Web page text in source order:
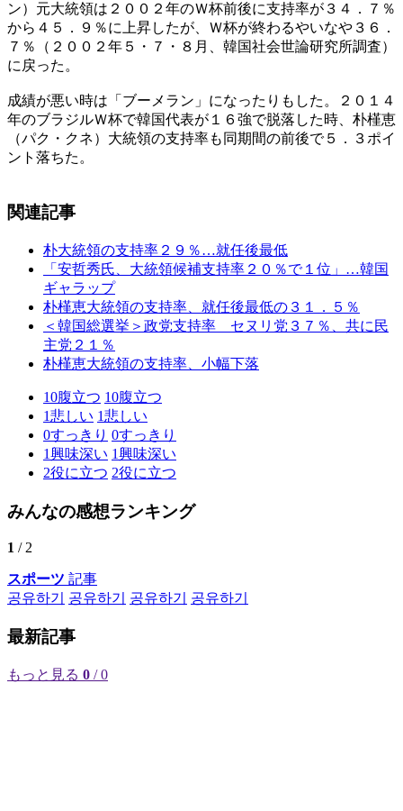
ン）元大統領は２００２年のＷ杯前後に支持率が３４．７％
から４５．９％に上昇したが、Ｗ杯が終わるやいなや３６．
７％（２００２年５・７・８月、韓国社会世論研究所調査）
に戻った。
成績が悪い時は「ブーメラン」になったりもした。２０１４
年のブラジルＷ杯で韓国代表が１６強で脱落した時、朴槿恵
（パク・クネ）大統領の支持率も同期間の前後で５．３ポイ
ント落ちた。
関連記事
朴大統領の支持率２９％…就任後最低
「安哲秀氏、大統領候補支持率２０％で１位」…韓国
ギャラップ
朴槿恵大統領の支持率、就任後最低の３１．５％
＜韓国総選挙＞政党支持率 セヌリ党３７％、共に民
主党２１％
朴槿恵大統領の支持率、小幅下落
10腹立つ 10腹立つ
1悲しい 1悲しい
0すっきり 0すっきり
1興味深い 1興味深い
2役に立つ 2役に立つ
みんなの感想ランキング
1 / 2
スポーツ 記事
공유하기
공유하기 공유하기 공유하기
最新記事
もっと見る 0 / 0